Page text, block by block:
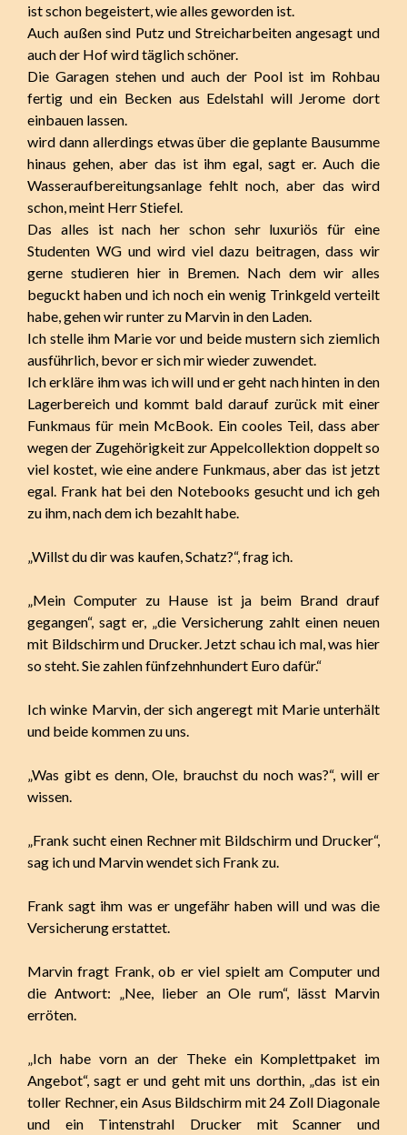
ist schon begeistert, wie alles geworden ist.
Auch außen sind Putz und Streicharbeiten angesagt und
auch der Hof wird täglich schöner.
Die Garagen stehen und auch der Pool ist im Rohbau
fertig und ein Becken aus Edelstahl will Jerome dort
einbauen lassen.
wird dann allerdings etwas über die geplante Bausumme
hinaus gehen, aber das ist ihm egal, sagt er. Auch die
Wasseraufbereitungsanlage fehlt noch, aber das wird
schon, meint Herr Stiefel.
Das alles ist nach her schon sehr luxuriös für eine
Studenten WG und wird viel dazu beitragen, dass wir
gerne studieren hier in Bremen. Nach dem wir alles
beguckt haben und ich noch ein wenig Trinkgeld verteilt
habe, gehen wir runter zu Marvin in den Laden.
Ich stelle ihm Marie vor und beide mustern sich ziemlich
ausführlich, bevor er sich mir wieder zuwendet.
Ich erkläre ihm was ich will und er geht nach hinten in den
Lagerbereich und kommt bald darauf zurück mit einer
Funkmaus für mein McBook. Ein cooles Teil, dass aber
wegen der Zugehörigkeit zur Appelcollektion doppelt so
viel kostet, wie eine andere Funkmaus, aber das ist jetzt
egal. Frank hat bei den Notebooks gesucht und ich geh
zu ihm, nach dem ich bezahlt habe.
„Willst du dir was kaufen, Schatz?“, frag ich.
„Mein Computer zu Hause ist ja beim Brand drauf
gegangen“, sagt er, „die Versicherung zahlt einen neuen
mit Bildschirm und Drucker. Jetzt schau ich mal, was hier
so steht. Sie zahlen fünfzehnhundert Euro dafür.“
Ich winke Marvin, der sich angeregt mit Marie unterhält
und beide kommen zu uns.
„Was gibt es denn, Ole, brauchst du noch was?“, will er
wissen.
„Frank sucht einen Rechner mit Bildschirm und Drucker“,
sag ich und Marvin wendet sich Frank zu.
Frank sagt ihm was er ungefähr haben will und was die
Versicherung erstattet.
Marvin fragt Frank, ob er viel spielt am Computer und
die Antwort: „Nee, lieber an Ole rum“, lässt Marvin
erröten.
„Ich habe vorn an der Theke ein Komplettpaket im
Angebot“, sagt er und geht mit uns dorthin, „das ist ein
toller Rechner, ein Asus Bildschirm mit 24 Zoll Diagonale
und ein Tintenstrahl Drucker mit Scanner und